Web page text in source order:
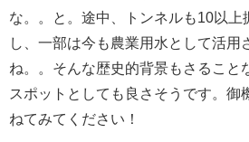
な。。と。途中、トンネルも10以上
し、一部は今も農業用水として活用
ね。。そんな歴史的背景もさること
スポットとしても良さそうです。御
ねてみてください！